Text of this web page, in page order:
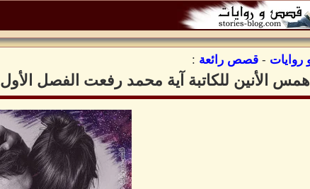
- قصص رائعة :
همس الأنين للكاتبة آية محمد رفعت الفصل الأول